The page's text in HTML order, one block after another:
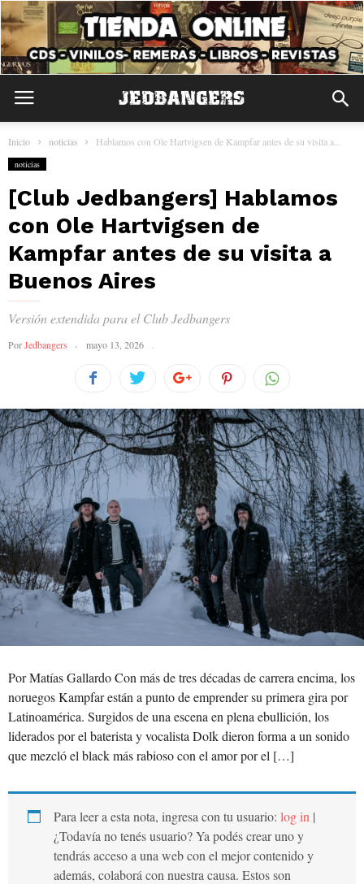
Inicio noticias Hablamos con Ole Hartvigsen de Kampfar antes de su visita a...
noticias
[Club Jedbangers] Hablamos
con Ole Hartvigsen de
Kampfar antes de su visita a
Buenos Aires
Versión extendida para el Club Jedbangers
PorJedbangers mayo 13, 2026
Por Matías Gallardo Con más de tres décadas de carrera encima, los
noruegos Kampfar están a punto de emprender su primera gira por
Latinoamérica. Surgidos de una escena en plena ebullición, los
liderados por el baterista y vocalista Dolk dieron forma a un sonido
que mezcló el black más rabioso con el amor por el […]
Para leer a esta nota, ingresa con tu usuario: log in |
¿Todavía no tenés usuario? Ya podés crear uno y
tendrás acceso a una web con el mejor contenido y
además, colaborá con nuestra causa. Estos son